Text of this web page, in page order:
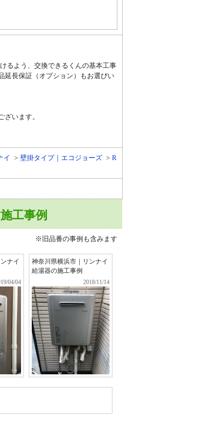
るよう、交換できるくんの基本工事
延長保証（オプション）もお選びい
います。
イ 壁掛タイプ｜エコジョーズ R
工事例
※旧品番の事例も含みます
ナイ
04/04
神奈川県横浜市｜リンナイ
給湯器の施工事例
2018/11/14